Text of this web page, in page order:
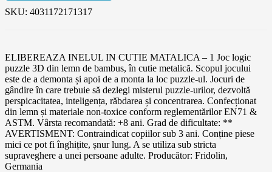
SKU: 4031172171317
ELIBEREAZA INELUL IN CUTIE MATALICA – 1 Joc logic
puzzle 3D din lemn de bambus, în cutie metalică. Scopul jocului
este de a demonta și apoi de a monta la loc puzzle-ul. Jocuri de
gândire în care trebuie să dezlegi misterul puzzle-urilor, dezvoltă
perspicacitatea, inteligența, răbdarea și concentrarea. Confecționat
din lemn și materiale non-toxice conform reglementărilor EN71 &
ASTM. Vârsta recomandată: +8 ani. Grad de dificultate: **
AVERTISMENT: Contraindicat copiilor sub 3 ani. Conține piese
mici ce pot fi înghițite, șnur lung. A se utiliza sub stricta
supraveghere a unei persoane adulte. Producător: Fridolin,
Germania